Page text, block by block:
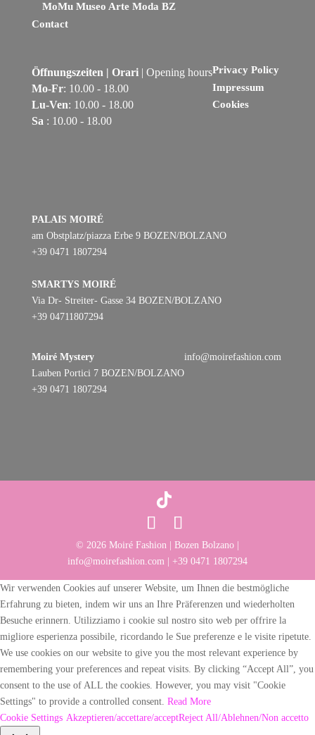
MoMu Museo Arte Moda BZ
Contact
Öffnungszeiten | Orari| Opening hours
Mo-Fr: 10.00 - 18.00
Lu-Ven: 10.00 - 18.00
Sa : 10.00 - 18.00
Privacy Policy
Impressum
Cookies
PALAIS MOIRÉ
am Obstplatz/piazza Erbe 9 BOZEN/BOLZANO
+39 0471 1807294
SMARTYS MOIRÉ
Via Dr- Streiter- Gasse 34 BOZEN/BOLZANO
+39 04711807294
Moiré Mystery
Lauben Portici 7 BOZEN/BOLZANO
+39 0471 1807294
info@moirefashion.com
© 2026 Moiré Fashion | Bozen Bolzano |
info@moirefashion.com | +39 0471 1807294
Wir verwenden Cookies auf unserer Website, um Ihnen die bestmögliche
Erfahrung zu bieten, indem wir uns an Ihre Präferenzen und wiederholten
Besuche erinnern. Utilizziamo i cookie sul nostro sito web per offrire la
migliore esperienza possibile, ricordando le Sue preferenze e le visite ripetute.
We use cookies on our website to give you the most relevant experience by
remembering your preferences and repeat visits. By clicking “Accept All”, you
consent to the use of ALL the cookies. However, you may visit "Cookie
Settings" to provide a controlled consent. Read More
Cookie Settings Akzeptieren/accettare/acceptReject All/Ablehnen/Non accetto